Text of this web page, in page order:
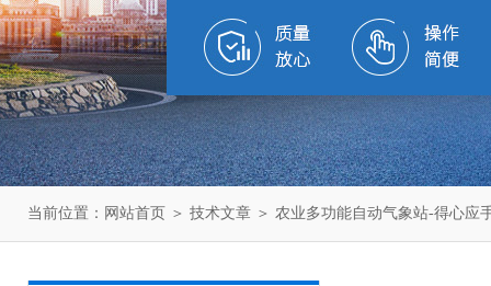
当前位置： 网站首页 ＞ 技术文章 ＞ 农业多功能自动气象站-得心应